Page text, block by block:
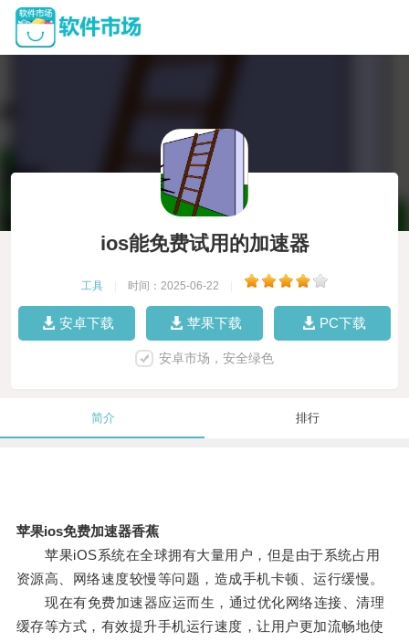
ios能免费试用的加速器
工具 时间：2025-06-22
安卓下载 苹果下载 PC下载
安卓市场，安全绿色
简介 排行
苹果ios免费加速器香蕉
苹果iOS系统在全球拥有大量用户，但是由于系统占用
资源高、网络速度较慢等问题，造成手机卡顿、运行缓慢。
现在有免费加速器应运而生，通过优化网络连接、清理
缓存等方式，有效提升手机运行速度，让用户更加流畅地使